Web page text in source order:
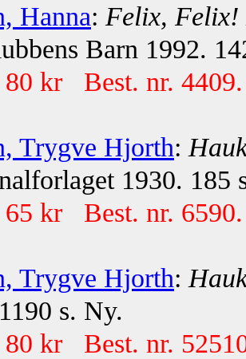
Hanna: Felix, Felix!
Barn 1992.
80 kr Best. nr. 4409.
Trygve Hjorth:
1930. 185
65 kr Best. nr. 6590.
Trygve Hjorth:
s. Ny.
80 kr Best. nr.